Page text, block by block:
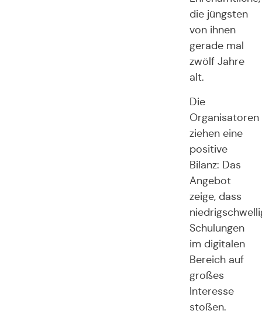
die jüngsten
von ihnen
gerade mal
zwölf Jahre
alt.
Die
Organisatoren
ziehen eine
positive
Bilanz: Das
Angebot
zeige, dass
Schulungen
im digitalen
Bereich auf
großes
Interesse
stoßen.